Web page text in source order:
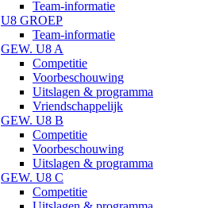
Team-informatie
U8 GROEP
Team-informatie
GEW. U8 A
Competitie
Voorbeschouwing
Uitslagen & programma
Vriendschappelijk
GEW. U8 B
Competitie
Voorbeschouwing
Uitslagen & programma
GEW. U8 C
Competitie